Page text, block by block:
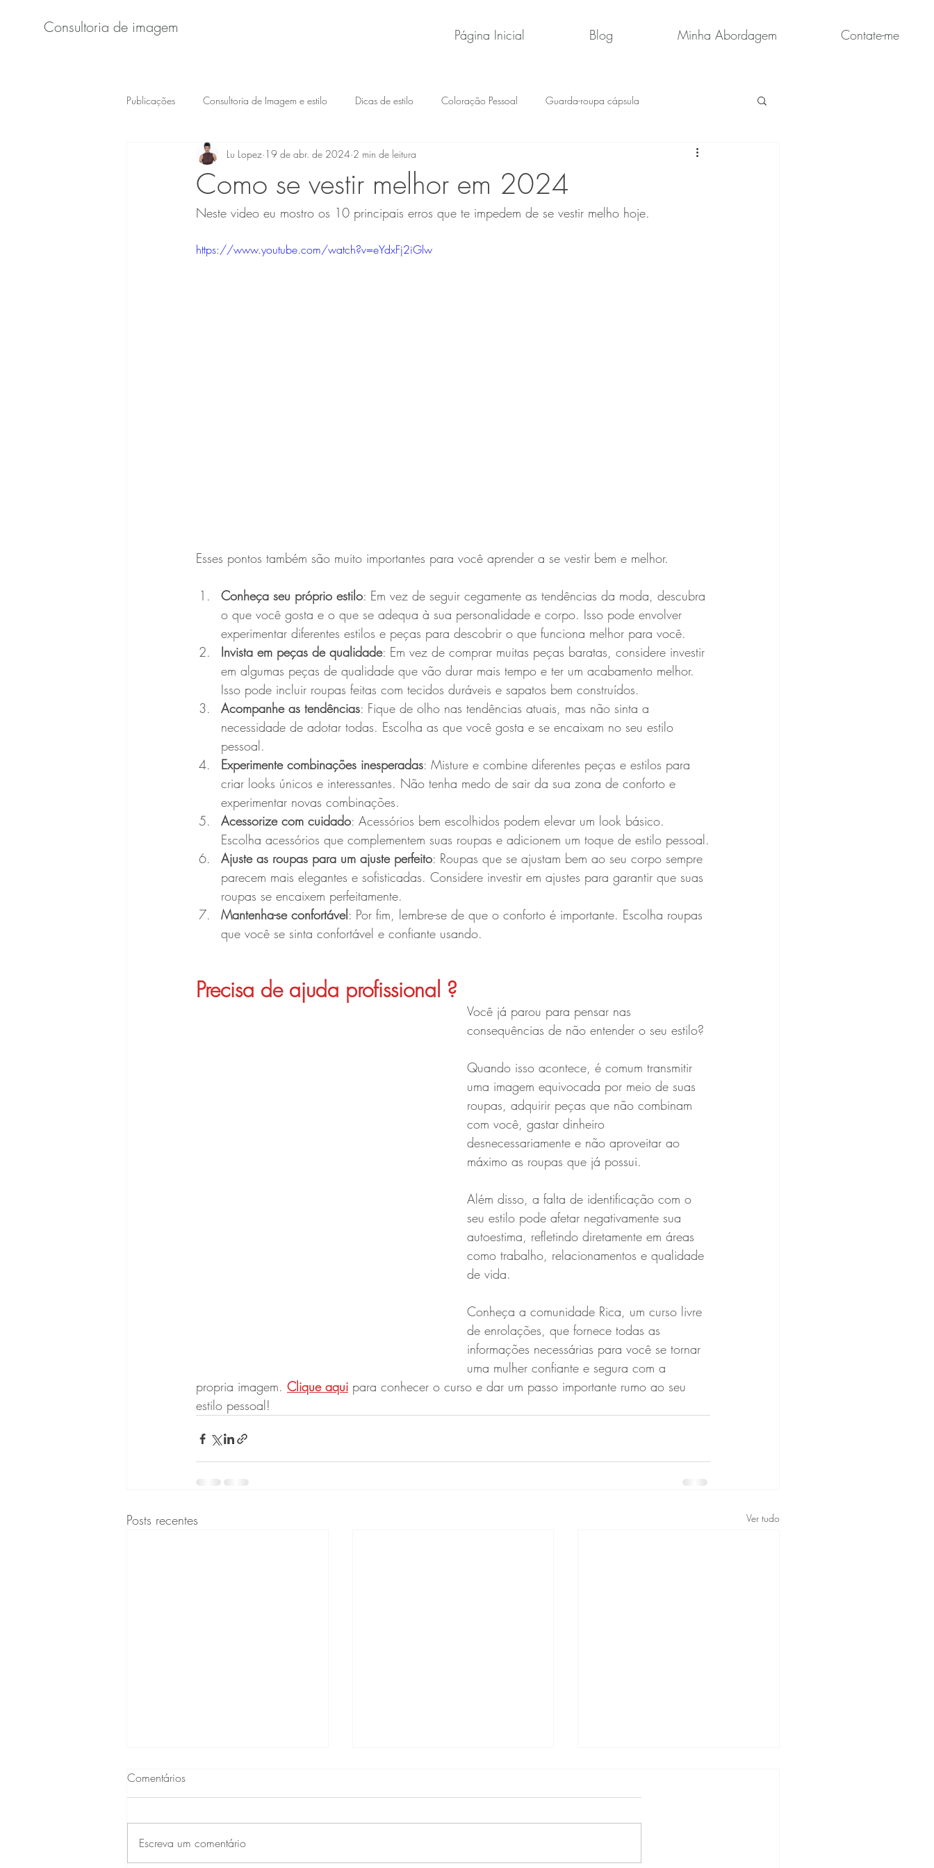
Consultoria de imagem Página Inicial Blog Minha Abordagem Contate-me
Publicações Consultoria de Imagem e estilo Dicas de estilo Coloração Pessoal Guarda-roupa cápsula
Como se vestir melhor em 2024
Lu Lopez 19 de abr. de 2024 2 min de leitura
Neste video eu mostro os 10 principais erros que te impedem de se vestir melho hoje.
https://www.youtube.com/watch?v=eYdxFj2iGlw
Esses pontos também são muito importantes para você aprender a se vestir bem e melhor.
Conheça seu próprio estilo: Em vez de seguir cegamente as tendências da moda, descubra
o que você gosta e o que se adequa à sua personalidade e corpo. Isso pode envolver
experimentar diferentes estilos e peças para descobrir o que funciona melhor para você.
Invista em peças de qualidade: Em vez de comprar muitas peças baratas, considere investir
em algumas peças de qualidade que vão durar mais tempo e ter um acabamento melhor.
Isso pode incluir roupas feitas com tecidos duráveis e sapatos bem construídos.
Acompanhe as tendências: Fique de olho nas tendências atuais, mas não sinta a
necessidade de adotar todas. Escolha as que você gosta e se encaixam no seu estilo
pessoal.
Experimente combinações inesperadas: Misture e combine diferentes peças e estilos para
criar looks únicos e interessantes. Não tenha medo de sair da sua zona de conforto e
experimentar novas combinações.
Acessorize com cuidado: Acessórios bem escolhidos podem elevar um look básico.
Escolha acessórios que complementem suas roupas e adicionem um toque de estilo pessoal.
Ajuste as roupas para um ajuste perfeito: Roupas que se ajustam bem ao seu corpo sempre
parecem mais elegantes e sofisticadas. Considere investir em ajustes para garantir que suas
roupas se encaixem perfeitamente.
Mantenha-se confortável: Por fim, lembre-se de que o conforto é importante. Escolha roupas
que você se sinta confortável e confiante usando.
Precisa de ajuda profissional ?
Você já parou para pensar nas
consequências de não entender o seu estilo?
Quando isso acontece, é comum transmitir
uma imagem equivocada por meio de suas
roupas, adquirir peças que não combinam
com você, gastar dinheiro
desnecessariamente e não aproveitar ao
máximo as roupas que já possui.
Além disso, a falta de identificação com o
seu estilo pode afetar negativamente sua
autoestima, refletindo diretamente em áreas
como trabalho, relacionamentos e qualidade
de vida.
Conheça a comunidade Rica, um curso livre
de enrolações, que fornece todas as
informações necessárias para você se tornar
uma mulher confiante e segura com a
propria imagem. Clique aqui para conhecer o curso e dar um passo importante rumo ao seu
estilo pessoal!
Posts recentes Ver tudo
Comentários
Escreva um comentário